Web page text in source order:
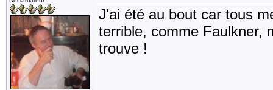
J'ai été au bout car tous
terrible, comme Faulkner,
trouve !